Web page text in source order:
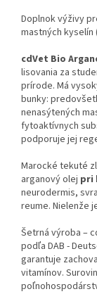
Doplnok výživy
mastných kyselín
cdVet Bio
lisovania za
prírode. Má
bunky:
nenasýtených
fytoaktívnych
podporuje jej
Marocké tekuté
arganový olej pri
neurodermis,
reume. Nielenže
Šetrná výroba –
podľa DAB -
garantuje
vitamínov.